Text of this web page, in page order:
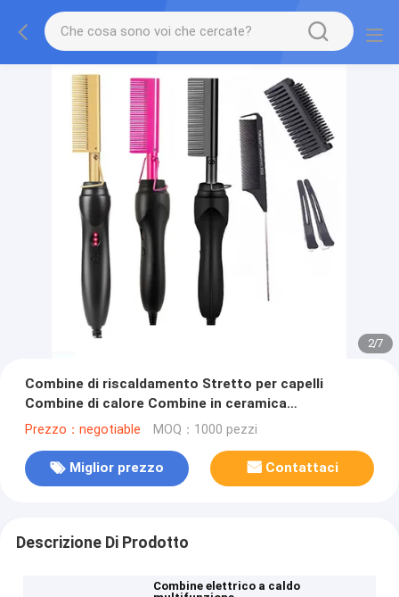
2/7
Combine di riscaldamento Stretto per capelli
Combine di calore Combine in ceramica
polifunzionali di rame Combine elettrica a caldo
Prezzo：negotiable MOQ：1000 pezzi
Miglior prezzo Contattaci
Descrizione Di Prodotto
Combine elettrico a caldo